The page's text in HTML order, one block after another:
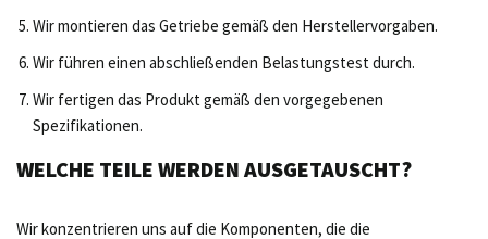
Wir montieren das Getriebe gemäß den Herstellervorgaben.
Wir führen einen abschließenden Belastungstest durch.
Wir fertigen das Produkt gemäß den vorgegebenen
Spezifikationen.
WELCHE TEILE WERDEN AUSGETAUSCHT?
Wir konzentrieren uns auf die Komponenten, die die